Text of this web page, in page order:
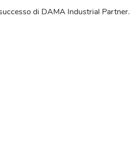
di DAMA Industrial Partner.